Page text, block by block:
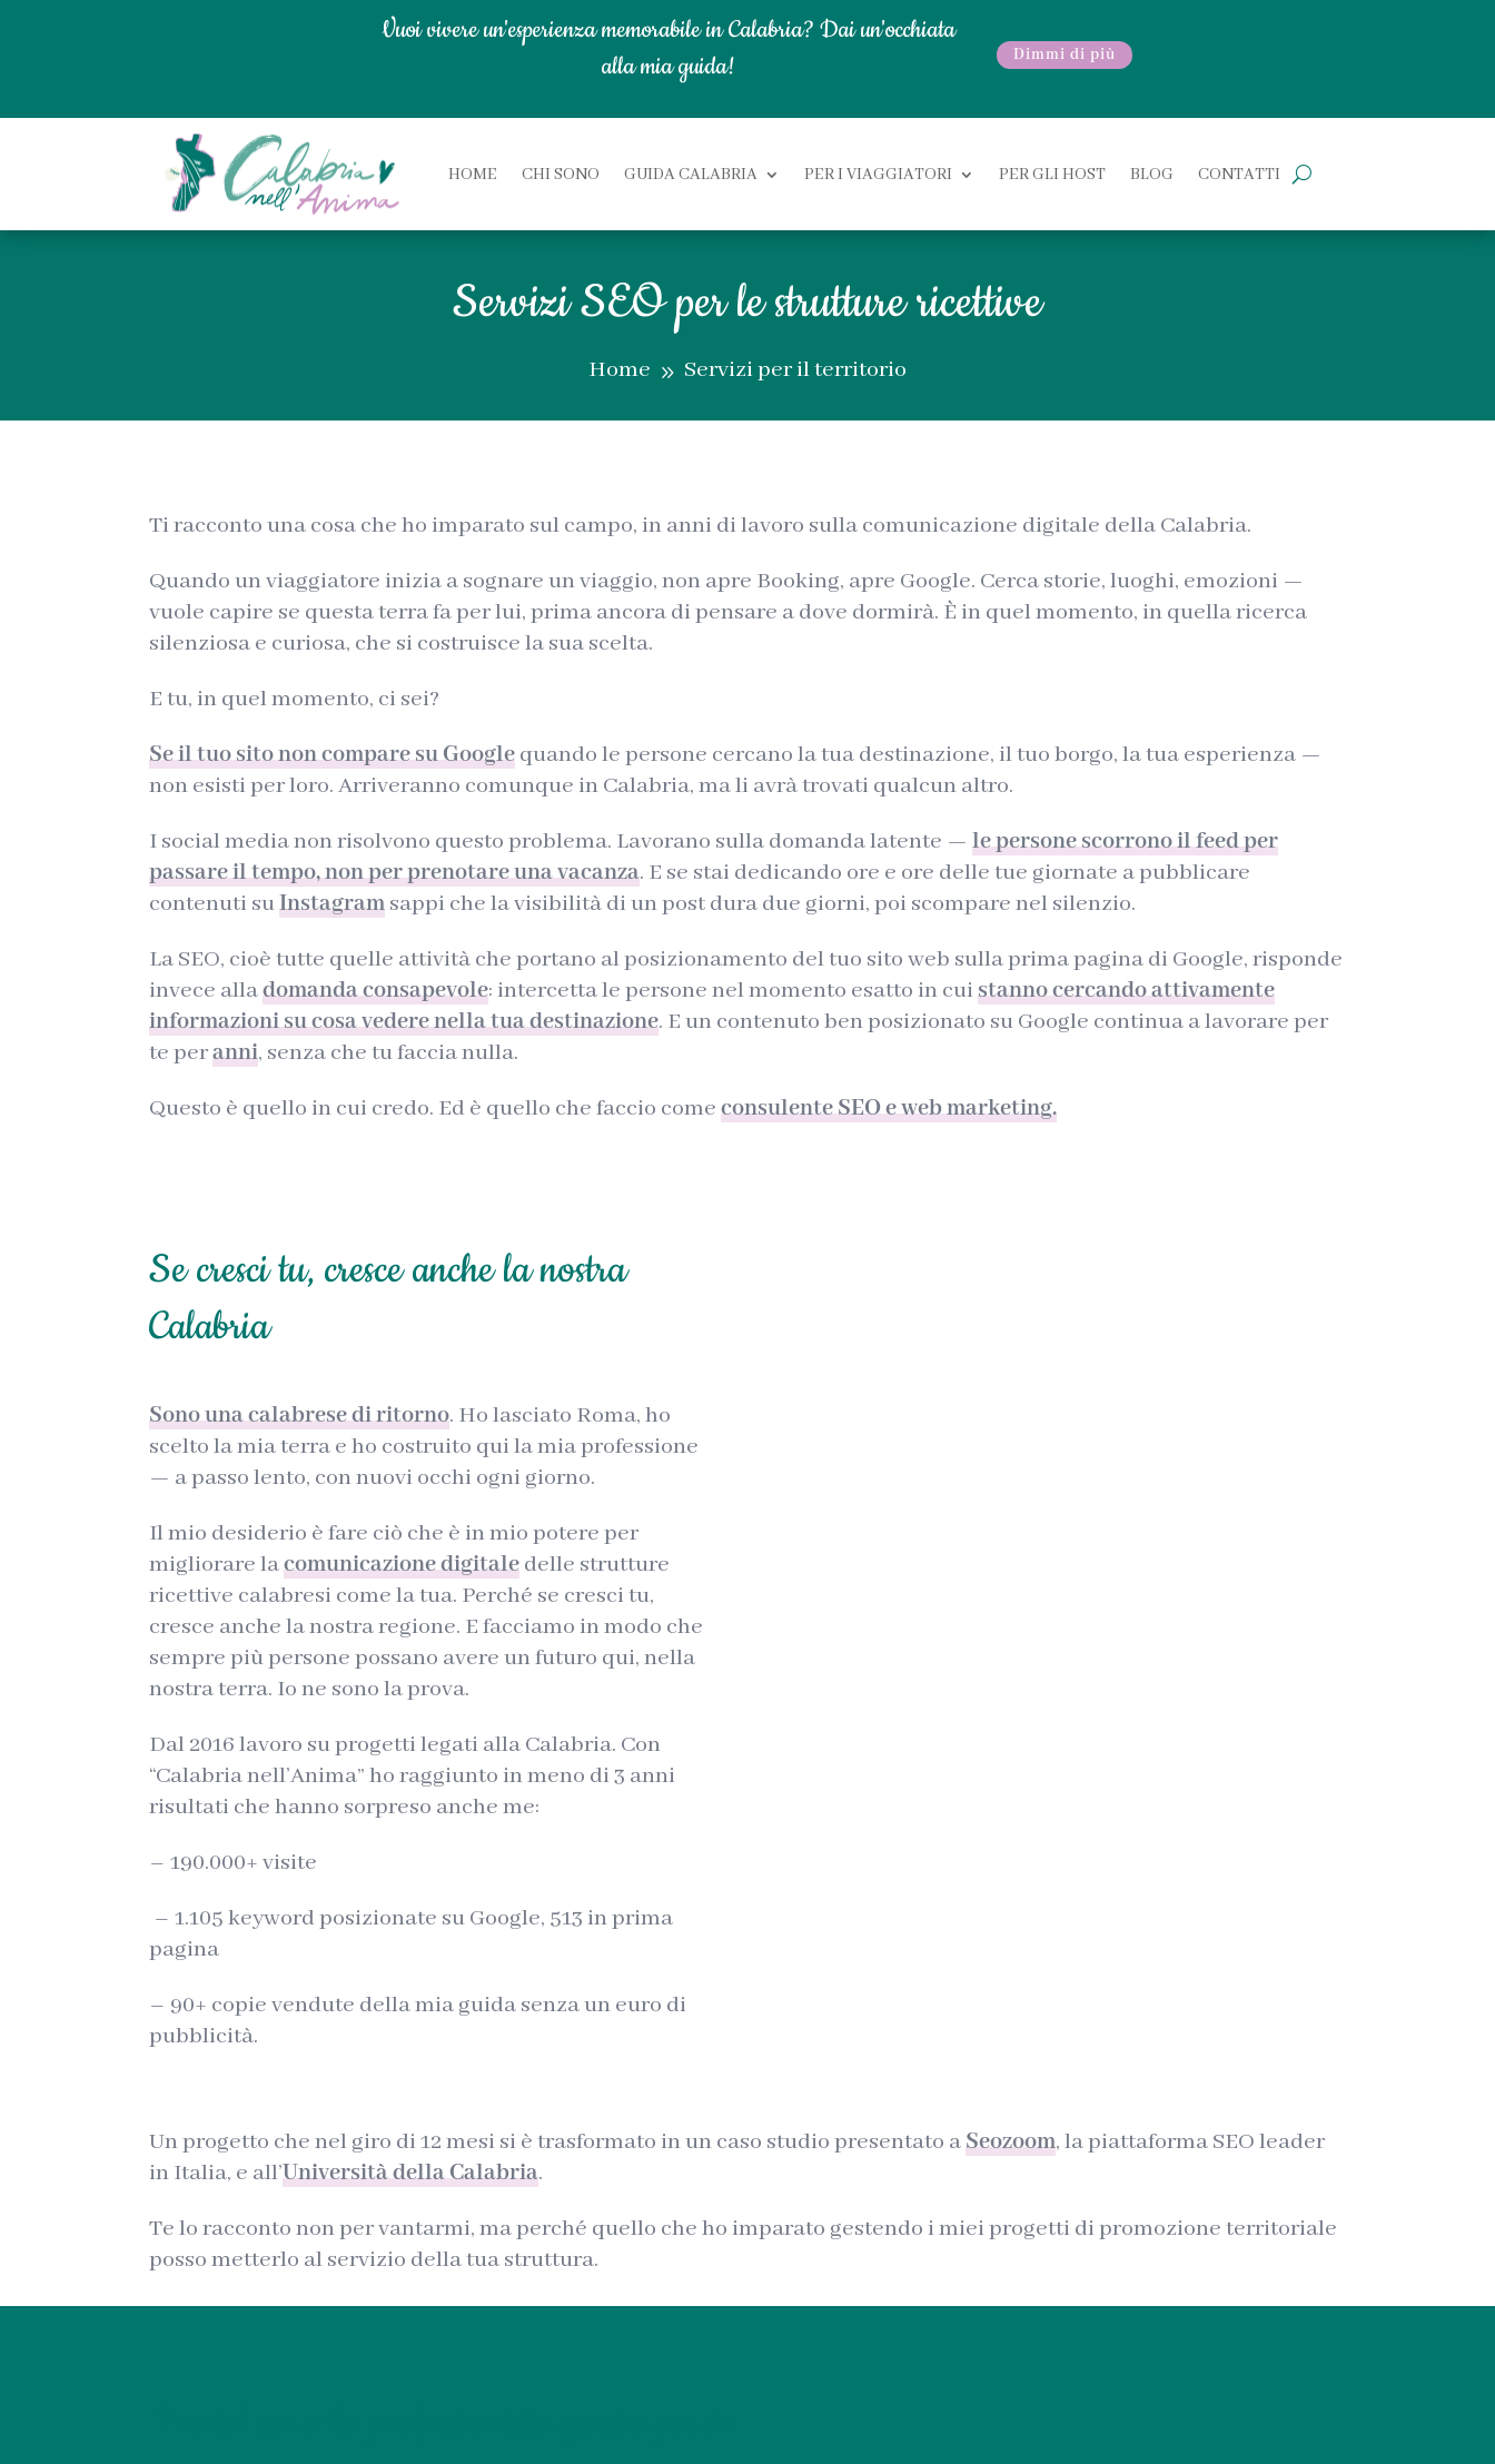
Vuoi vivere un'esperienza memorabile in Calabria? Dai un'occhiata
alla mia guida!
Dimmi di più
HOME CHI SONO GUIDA CALABRIA PER I VIAGGIATORI PER GLI HOST BLOG CONTATTI
Servizi SEO per le strutture ricettive
Home 9 Servizi per il territorio
Ti racconto una cosa che ho imparato sul campo, in anni di lavoro sulla comunicazione digitale della Calabria.
Quando un viaggiatore inizia a sognare un viaggio, non apre Booking, apre Google. Cerca storie, luoghi, emozioni —
vuole capire se questa terra fa per lui, prima ancora di pensare a dove dormirà. È in quel momento, in quella ricerca
silenziosa e curiosa, che si costruisce la sua scelta.
E tu, in quel momento, ci sei?
Se il tuo sito non compare su Google quando le persone cercano la tua destinazione, il tuo borgo, la tua esperienza —
non esisti per loro. Arriveranno comunque in Calabria, ma li avrà trovati qualcun altro.
I social media non risolvono questo problema. Lavorano sulla domanda latente —le persone scorrono il feed per
passare il tempo, non per prenotare una vacanza. E se stai dedicando ore e ore delle tue giornate a pubblicare
contenuti suInstagram sappi che la visibilità di un post dura due giorni, poi scompare nel silenzio.
La SEO, cioè tutte quelle attività che portano al posizionamento del tuo sito web sulla prima pagina di Google, risponde
invece alladomanda consapevole: intercetta le persone nel momento esatto in cuistanno cercando attivamente
informazioni su cosa vedere nella tua destinazione. E un contenuto ben posizionato su Google continua a lavorare per
te peranni, senza che tu faccia nulla.
Questo è quello in cui credo. Ed è quello che faccio comeconsulente SEO e web marketing.
Se cresci tu, cresce anche la nostra
Calabria
Sono una calabrese di ritorno. Ho lasciato Roma, ho
scelto la mia terra e ho costruito qui la mia professione
— a passo lento, con nuovi occhi ogni giorno.
Il mio desiderio è fare ciò che è in mio potere per
migliorare lacomunicazione digitale delle strutture
ricettive calabresi come la tua. Perché se cresci tu,
cresce anche la nostra regione. E facciamo in modo che
sempre più persone possano avere un futuro qui, nella
nostra terra. Io ne sono la prova.
Dal 2016 lavoro su progetti legati alla Calabria. Con
“Calabria nell’Anima” ho raggiunto in meno di 3 anni
risultati che hanno sorpreso anche me:
– 190.000+ visite
– 1.105 keyword posizionate su Google, 513 in prima
pagina
– 90+ copie vendute della mia guida senza un euro di
pubblicità.
Un progetto che nel giro di 12 mesi si è trasformato in un caso studio presentato aSeozoom, la piattaforma SEO leader
in Italia, e all’Università della Calabria.
Te lo racconto non per vantarmi, ma perché quello che ho imparato gestendo i miei progetti di promozione territoriale
posso metterlo al servizio della tua struttura.